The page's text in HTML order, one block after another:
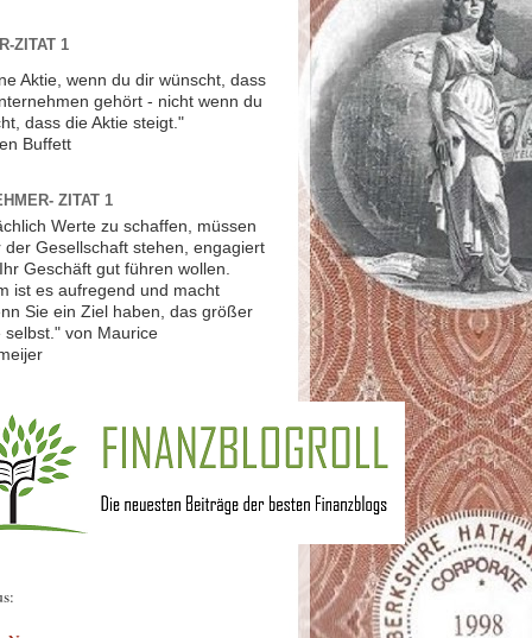
ZITAT 1
Aktie, wenn du dir wünscht, dass
gehört - nicht wenn du
dass die Aktie steigt."
Buffett
ZITAT 1
Werte zu schaffen, müssen
der Gesellschaft stehen, engagiert
Geschäft gut führen wollen.
ist es aufregend und macht
Sie ein Ziel haben, das größer
selbst." von Maurice